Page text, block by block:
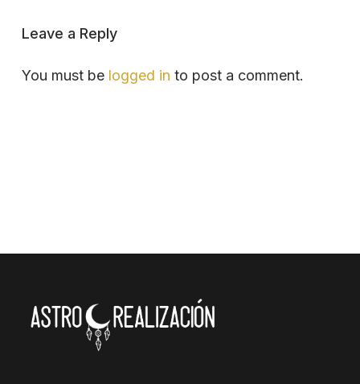
Leave a Reply
You must be logged in to post a comment.